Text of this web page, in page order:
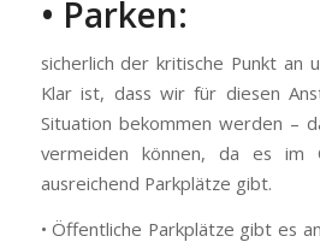
• Parken:
sicherlich der kritische Punkt an
Klar ist, dass wir für diesen
Situation bekommen werden –
vermeiden können, da es im
ausreichend Parkplätze gibt.
• Öffentliche Parkplätze gibt es